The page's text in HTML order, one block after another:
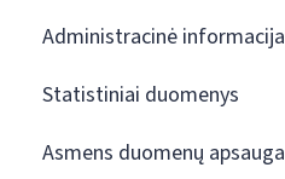
Administracinė informacija
Statistiniai duomenys
Asmens duomenų apsauga